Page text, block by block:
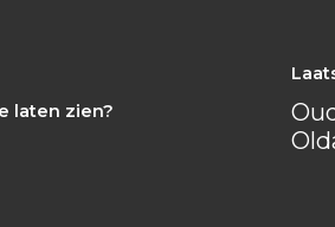
laten zien?